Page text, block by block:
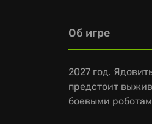
Об игре
2027 год.
предстоит
боевыми